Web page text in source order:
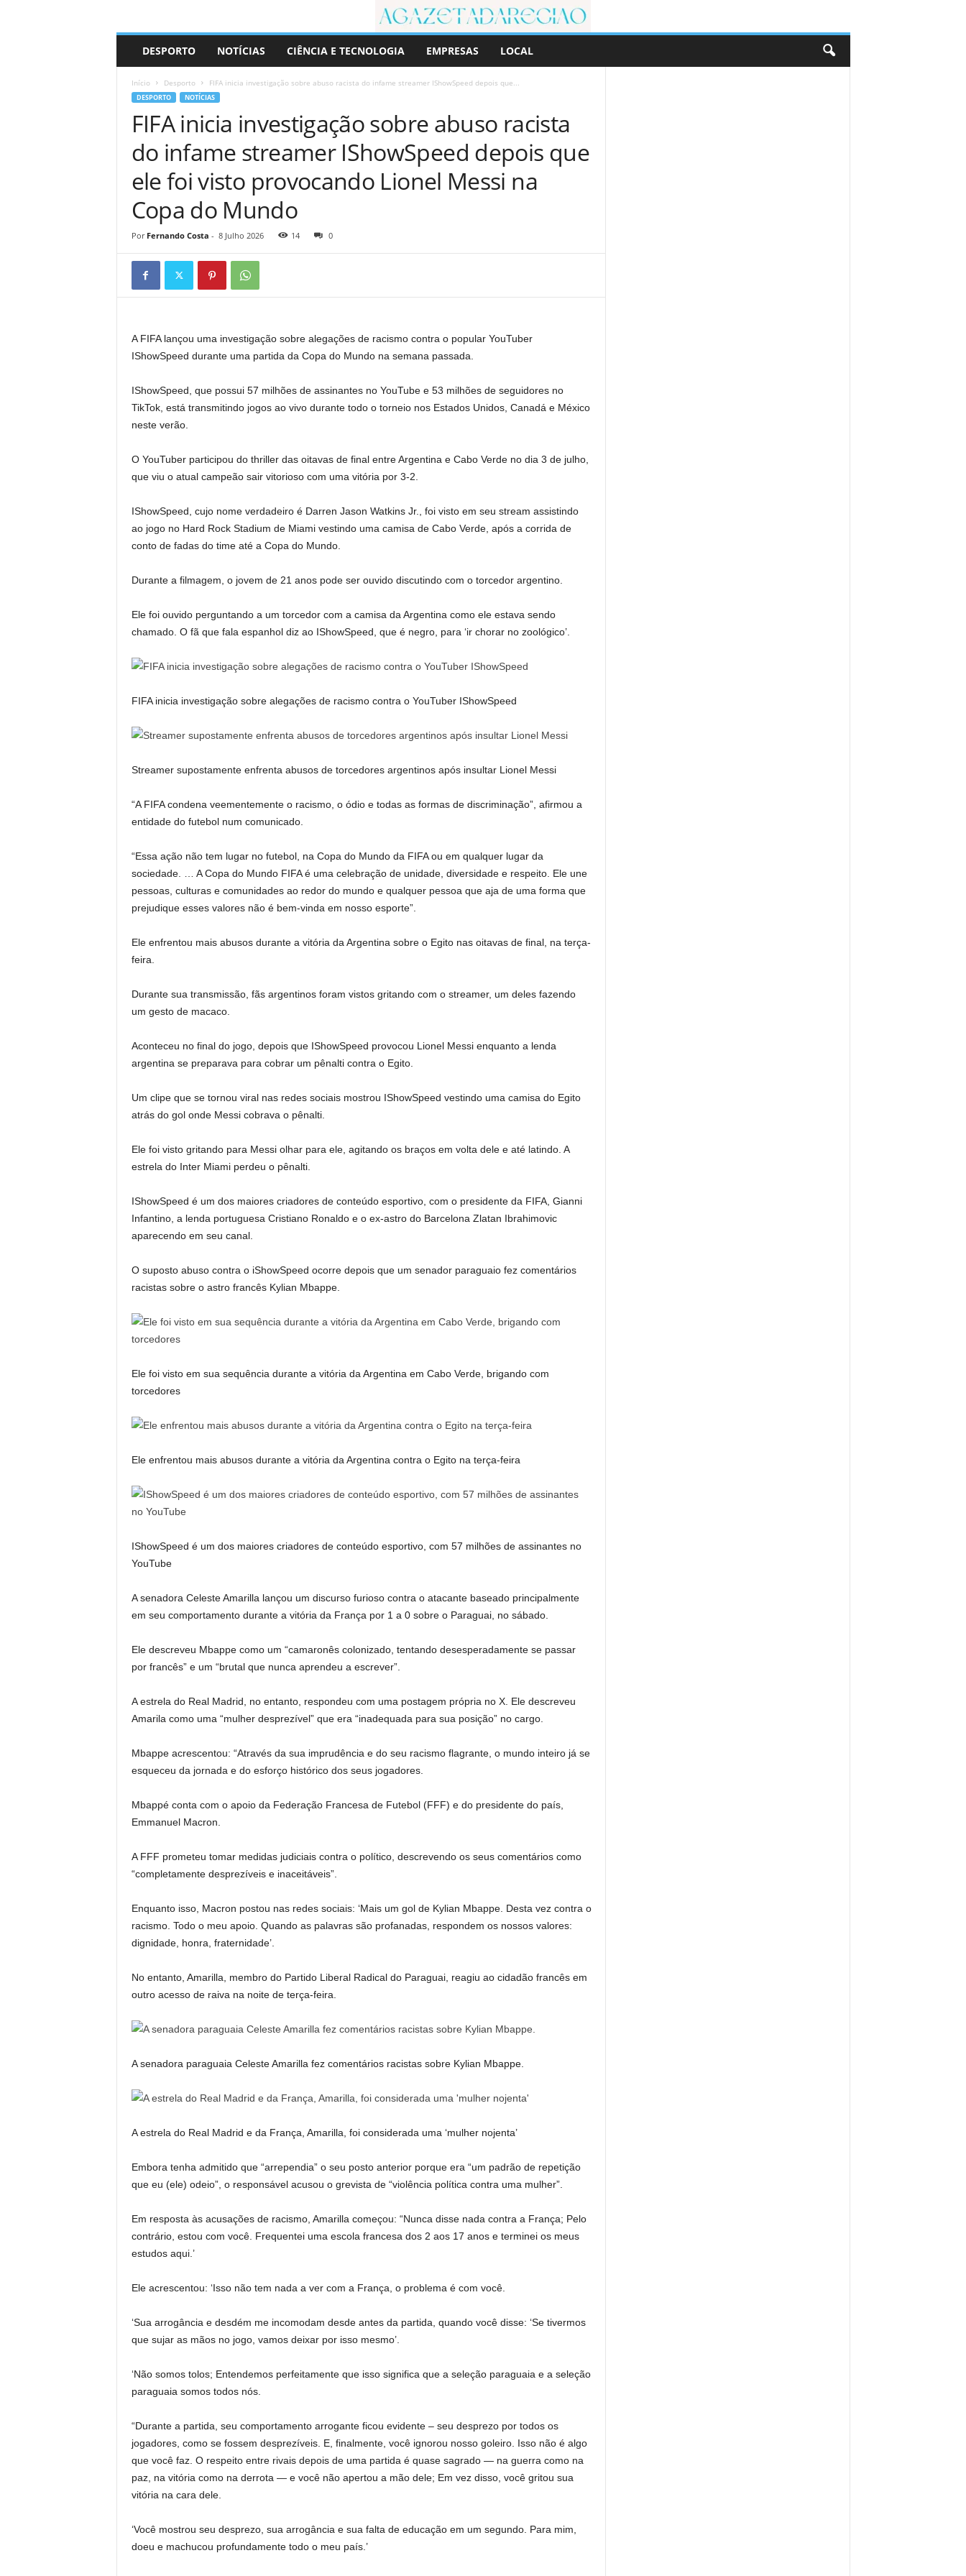
r
DESPORTO NOTÍCIAS CIÊNCIA E TECNOLOGIA EMPRESAS LOCAL
Início Desporto FIFA inicia investigação sobre abuso racista do infame streamer IShowSpeed ​​​​depois que...
DESPORTO NOTÍCIAS
FIFA inicia investigação sobre abuso racista
do infame streamer IShowSpeed ​​​​depois que
ele foi visto provocando Lionel Messi na
Copa do Mundo
Por Fernando Costa - 8 Julho 2026 14 0
A FIFA lançou uma investigação sobre alegações de racismo contra o popular YouTuber
IShowSpeed ​​​​durante uma partida da Copa do Mundo na semana passada.
IShowSpeed, que possui 57 milhões de assinantes no YouTube e 53 milhões de seguidores no
TikTok, está transmitindo jogos ao vivo durante todo o torneio nos Estados Unidos, Canadá e México
neste verão.
O YouTuber participou do thriller das oitavas de final entre Argentina e Cabo Verde no dia 3 de julho,
que viu o atual campeão sair vitorioso com uma vitória por 3-2.
IShowSpeed, cujo nome verdadeiro é Darren Jason Watkins Jr., foi visto em seu stream assistindo
ao jogo no Hard Rock Stadium de Miami vestindo uma camisa de Cabo Verde, após a corrida de
conto de fadas do time até a Copa do Mundo.
Durante a filmagem, o jovem de 21 anos pode ser ouvido discutindo com o torcedor argentino.
Ele foi ouvido perguntando a um torcedor com a camisa da Argentina como ele estava sendo
chamado. O fã que fala espanhol diz ao IShowSpeed, que é negro, para ‘ir chorar no zoológico’.
FIFA inicia investigação sobre alegações de racismo contra o YouTuber IShowSpeed
Streamer supostamente enfrenta abusos de torcedores argentinos após insultar Lionel Messi
“A FIFA condena veementemente o racismo, o ódio e todas as formas de discriminação”, afirmou a
entidade do futebol num comunicado.
“Essa ação não tem lugar no futebol, na Copa do Mundo da FIFA ou em qualquer lugar da
sociedade. … A Copa do Mundo FIFA é uma celebração de unidade, diversidade e respeito. Ele une
pessoas, culturas e comunidades ao redor do mundo e qualquer pessoa que aja de uma forma que
prejudique esses valores não é bem-vinda em nosso esporte”.
Ele enfrentou mais abusos durante a vitória da Argentina sobre o Egito nas oitavas de final, na terça-
feira.
Durante sua transmissão, fãs argentinos foram vistos gritando com o streamer, um deles fazendo
um gesto de macaco.
Aconteceu no final do jogo, depois que IShowSpeed ​​​​provocou Lionel Messi enquanto a lenda
argentina se preparava para cobrar um pênalti contra o Egito.
Um clipe que se tornou viral nas redes sociais mostrou IShowSpeed ​​​​vestindo uma camisa do Egito
atrás do gol onde Messi cobrava o pênalti.
Ele foi visto gritando para Messi olhar para ele, agitando os braços em volta dele e até latindo. A
estrela do Inter Miami perdeu o pênalti.
IShowSpeed ​​​​é um dos maiores criadores de conteúdo esportivo, com o presidente da FIFA, Gianni
Infantino, a lenda portuguesa Cristiano Ronaldo e o ex-astro do Barcelona Zlatan Ibrahimovic
aparecendo em seu canal.
O suposto abuso contra o iShowSpeed ​​ocorre depois que um senador paraguaio fez comentários
racistas sobre o astro francês Kylian Mbappe.
Ele foi visto em sua sequência durante a vitória da Argentina em Cabo Verde, brigando com
torcedores
Ele enfrentou mais abusos durante a vitória da Argentina contra o Egito na terça-feira
IShowSpeed ​​​​é um dos maiores criadores de conteúdo esportivo, com 57 milhões de assinantes no
YouTube
A senadora Celeste Amarilla lançou um discurso furioso contra o atacante baseado principalmente
em seu comportamento durante a vitória da França por 1 a 0 sobre o Paraguai, no sábado.
Ele descreveu Mbappe como um “camaronês colonizado, tentando desesperadamente se passar
por francês” e um “brutal que nunca aprendeu a escrever”.
A estrela do Real Madrid, no entanto, respondeu com uma postagem própria no X. Ele descreveu
Amarila como uma “mulher desprezível” que era “inadequada para sua posição” no cargo.
Mbappe acrescentou: “Através da sua imprudência e do seu racismo flagrante, o mundo inteiro já se
esqueceu da jornada e do esforço histórico dos seus jogadores.
Mbappé conta com o apoio da Federação Francesa de Futebol (FFF) e do presidente do país,
Emmanuel Macron.
A FFF prometeu tomar medidas judiciais contra o político, descrevendo os seus comentários como
“completamente desprezíveis e inaceitáveis”.
Enquanto isso, Macron postou nas redes sociais: ‘Mais um gol de Kylian Mbappe. Desta vez contra o
racismo. Todo o meu apoio. Quando as palavras são profanadas, respondem os nossos valores:
dignidade, honra, fraternidade’.
No entanto, Amarilla, membro do Partido Liberal Radical do Paraguai, reagiu ao cidadão francês em
outro acesso de raiva na noite de terça-feira.
A senadora paraguaia Celeste Amarilla fez comentários racistas sobre Kylian Mbappe.
A estrela do Real Madrid e da França, Amarilla, foi considerada uma ‘mulher nojenta’
Embora tenha admitido que “arrependia” o seu posto anterior porque era “um padrão de repetição
que eu (ele) odeio”, o responsável acusou o grevista de “violência política contra uma mulher”.
Em resposta às acusações de racismo, Amarilla começou: “Nunca disse nada contra a França; Pelo
contrário, estou com você. Frequentei uma escola francesa dos 2 aos 17 anos e terminei os meus
estudos aqui.’
Ele acrescentou: ‘Isso não tem nada a ver com a França, o problema é com você.
‘Sua arrogância e desdém me incomodam desde antes da partida, quando você disse: ‘Se tivermos
que sujar as mãos no jogo, vamos deixar por isso mesmo’.
‘Não somos tolos; Entendemos perfeitamente que isso significa que a seleção paraguaia e a seleção
paraguaia somos todos nós.
“Durante a partida, seu comportamento arrogante ficou evidente – seu desprezo por todos os
jogadores, como se fossem desprezíveis. E, finalmente, você ignorou nosso goleiro. Isso não é algo
que você faz. O respeito entre rivais depois de uma partida é quase sagrado — na guerra como na
paz, na vitória como na derrota — e você não apertou a mão dele; Em vez disso, você gritou sua
vitória na cara dele.
‘Você mostrou seu desprezo, sua arrogância e sua falta de educação em um segundo. Para mim,
doeu e machucou profundamente todo o meu país.’